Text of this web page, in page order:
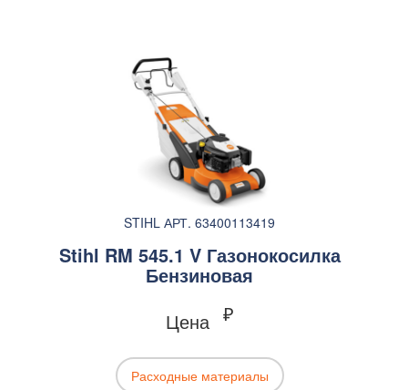
STIHL АРТ. 63400113419
Stihl RM 545.1 V Газонокосилка
Бензиновая
Цена ₽
Расходные материалы